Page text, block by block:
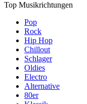
Top Musikrichtungen
Pop
Rock
Hip Hop
Chillout
Schlager
Oldies
Electro
Alternative
80er